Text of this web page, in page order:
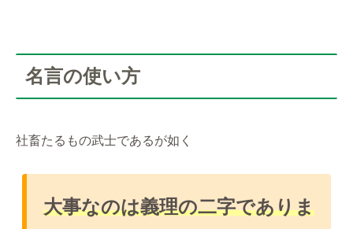
名言の使い方
社畜たるもの武士であるが如く
大事なのは義理の二字でありま